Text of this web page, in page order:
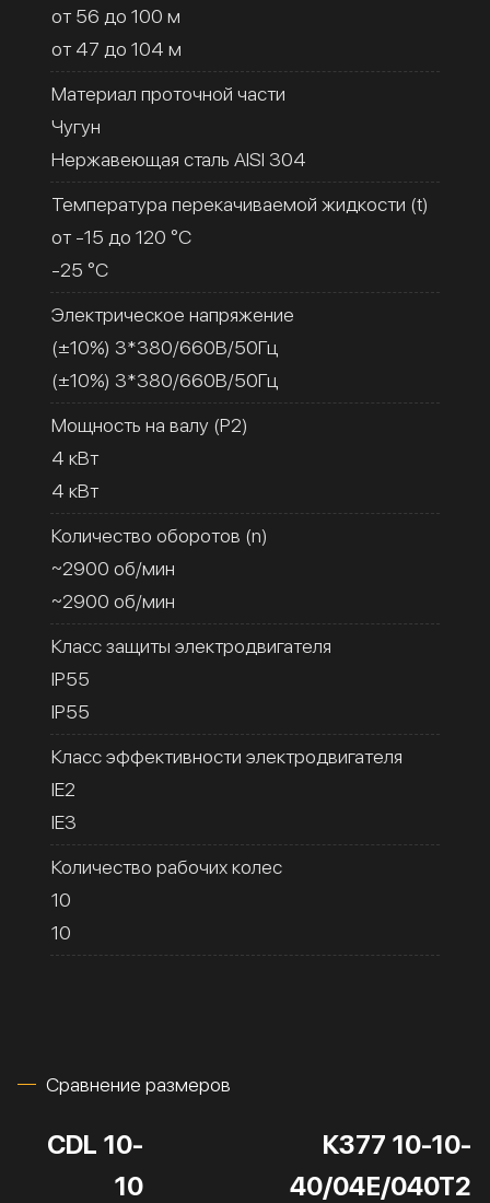
от 56 до 100 м
от 47 до 104 м
Материал проточной части
Чугун
Нержавеющая сталь AISI 304
Температура перекачиваемой жидкости (t)
от -15 до 120 °C
-25 °C
Электрическое напряжение
(±10%) 3*380/660В/50Гц
(±10%) 3*380/660В/50Гц
Мощность на валу (Р2)
4 кВт
4 кВт
Количество оборотов (n)
~2900 об/мин
~2900 об/мин
Класс защиты электродвигателя
IP55
IP55
Класс эффективности электродвигателя
IE2
IE3
Количество рабочих колес
10
10
Сравнение размеров
CDL 10-
10
К377 10-10-
40/04Е/040Т2